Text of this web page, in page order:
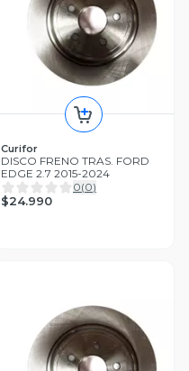
Curifor
DISCO FRENO TRAS. FORD
EDGE 2.7 2015-2024
0(0)
$24.990